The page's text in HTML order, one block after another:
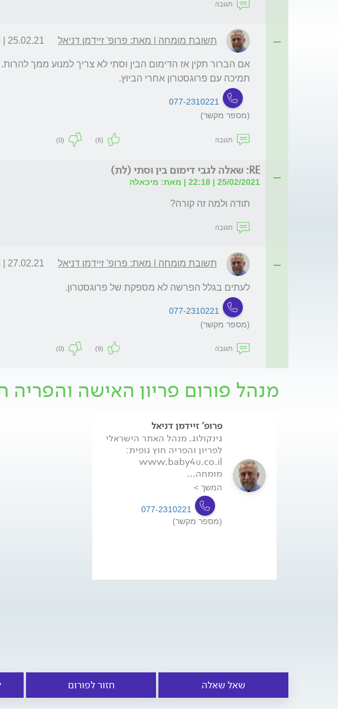
תגובה
תשובת מומחה | מאת: פרופ' זיידמן דניאל 25.02.21 | 00:01
תמיכה עם פרוגסטרון אחרי הביוץ.
077-2310221
(מספר מקשר)
תגובה (6)
(0)
RE: שאלה לגבי דימום בין וסתי (לת)
25/02/2021 | 22:18 | מאת: מיכאלה
תודה ולמה זה קורה?
תגובה
תשובת מומחה | מאת: פרופ' זיידמן דניאל 27.02.21 | 22:53
לעתים בגלל הפרשה לא מספקת של פרוגסטרון.
077-2310221
(מספר מקשר)
תגובה (9)
(0)
מנהל פורום פריון האישה והפריה
פרופ' זיידמן דניאל
גינקולוג, מנהל האתר הישראלי
לפריון והפריה חוץ גופית:
www.baby4u.co.il
מומחה...
המשך >
077-2310221
(מספר מקשר)
שאל שאלה חזור לפורום